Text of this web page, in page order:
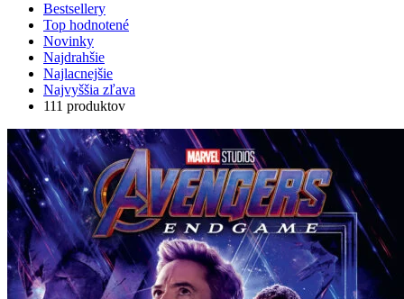
Bestsellery
Top hodnotené
Novinky
Najdrahšie
Najlacnejšie
Najvyššia zľava
111 produktov